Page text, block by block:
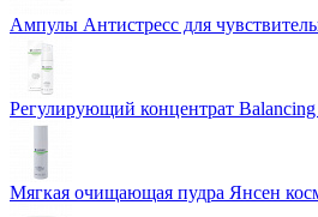
Ампулы Антистресс для
Регулирующий концентрат
Мягкая очищающая пудра Янсен